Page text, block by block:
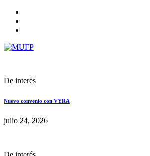
De interés
Nuevo convenio con VYRA
julio 24, 2026
De interés